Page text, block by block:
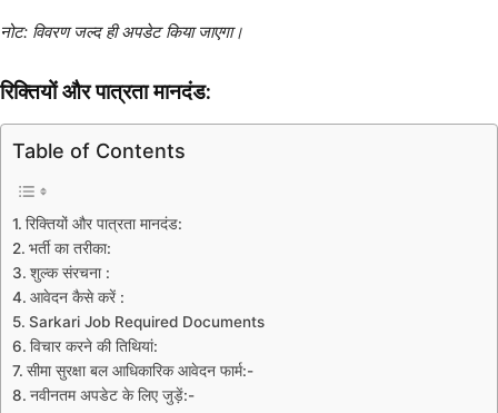
नोट: विवरण जल्द ही अपडेट किया जाएगा।
रिक्तियों और पात्रता मानदंड:
Table of Contents
रिक्तियों और पात्रता मानदंड:
भर्ती का तरीका:
शुल्क संरचना :
आवेदन कैसे करें :
Sarkari Job Required Documents
विचार करने की तिथियां:
सीमा सुरक्षा बल आधिकारिक आवेदन फार्म:-
नवीनतम अपडेट के लिए जुड़ें:-